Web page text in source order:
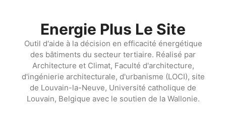
Energie Plus Le Site
Outil d'aide à la décision en efficacité énergétique
des bâtiments du secteur tertiaire. Réalisé par
Architecture et Climat, Faculté d'architecture,
d'ingénierie architecturale, d'urbanisme (LOCI), site
de Louvain-la-Neuve, Université catholique de
Louvain, Belgique avec le soutien de la Wallonie.